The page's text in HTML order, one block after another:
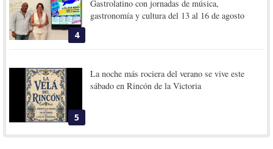
4
Gastrolatino con jornadas de música,
gastronomía y cultura del 13 al 16 de agosto
5
La noche más rociera del verano se vive este
sábado en Rincón de la Victoria